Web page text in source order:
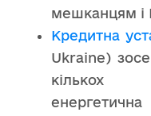
мешканцям і
Кредитна
Ukraine)
кількох